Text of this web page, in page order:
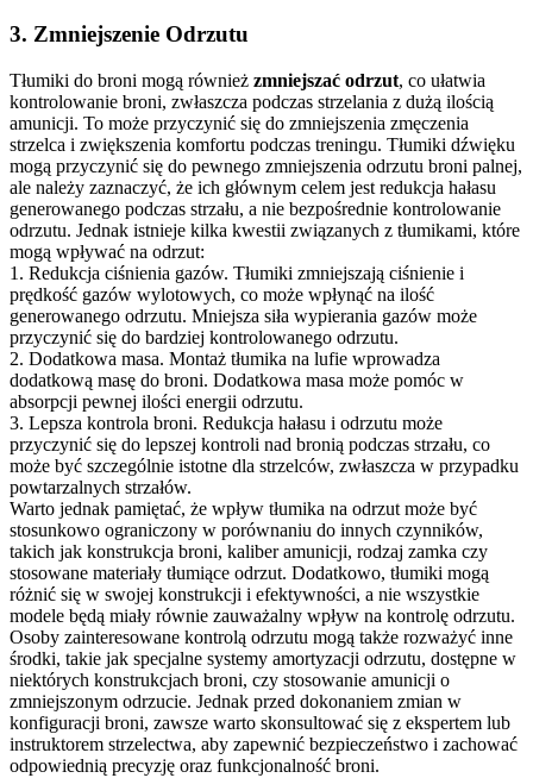
3. Zmniejszenie Odrzutu
Tłumiki do broni mogą również zmniejszać odrzut, co ułatwia
kontrolowanie broni, zwłaszcza podczas strzelania z dużą ilością
amunicji. To może przyczynić się do zmniejszenia zmęczenia
strzelca i zwiększenia komfortu podczas treningu. Tłumiki dźwięku
mogą przyczynić się do pewnego zmniejszenia odrzutu broni palnej,
ale należy zaznaczyć, że ich głównym celem jest redukcja hałasu
generowanego podczas strzału, a nie bezpośrednie kontrolowanie
odrzutu. Jednak istnieje kilka kwestii związanych z tłumikami, które
mogą wpływać na odrzut:
1. Redukcja ciśnienia gazów. Tłumiki zmniejszają ciśnienie i
prędkość gazów wylotowych, co może wpłynąć na ilość
generowanego odrzutu. Mniejsza siła wypierania gazów może
przyczynić się do bardziej kontrolowanego odrzutu.
2. Dodatkowa masa. Montaż tłumika na lufie wprowadza
dodatkową masę do broni. Dodatkowa masa może pomóc w
absorpcji pewnej ilości energii odrzutu.
3. Lepsza kontrola broni. Redukcja hałasu i odrzutu może
przyczynić się do lepszej kontroli nad bronią podczas strzału, co
może być szczególnie istotne dla strzelców, zwłaszcza w przypadku
powtarzalnych strzałów.
Warto jednak pamiętać, że wpływ tłumika na odrzut może być
stosunkowo ograniczony w porównaniu do innych czynników,
takich jak konstrukcja broni, kaliber amunicji, rodzaj zamka czy
stosowane materiały tłumiące odrzut. Dodatkowo, tłumiki mogą
różnić się w swojej konstrukcji i efektywności, a nie wszystkie
modele będą miały równie zauważalny wpływ na kontrolę odrzutu.
Osoby zainteresowane kontrolą odrzutu mogą także rozważyć inne
środki, takie jak specjalne systemy amortyzacji odrzutu, dostępne w
niektórych konstrukcjach broni, czy stosowanie amunicji o
zmniejszonym odrzucie. Jednak przed dokonaniem zmian w
konfiguracji broni, zawsze warto skonsultować się z ekspertem lub
instruktorem strzelectwa, aby zapewnić bezpieczeństwo i zachować
odpowiednią precyzję oraz funkcjonalność broni.